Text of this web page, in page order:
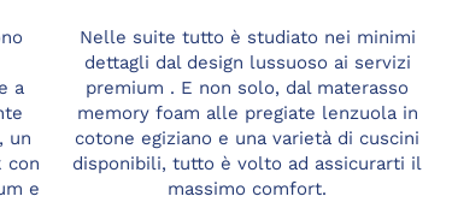
a
un
con
e
Nelle suite tutto è studiato nei minimi
dettagli dal design lussuoso ai servizi
premium . E non solo, dal materasso
memory foam alle pregiate lenzuola in
cotone egiziano e una varietà di cuscini
disponibili, tutto è volto ad assicurarti il
massimo comfort.